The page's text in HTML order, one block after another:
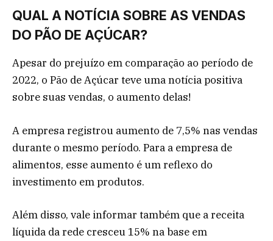
QUAL A NOTÍCIA SOBRE AS VENDAS
DO PÃO DE AÇÚCAR?
Apesar do prejuízo em comparação ao período de
2022, o Pão de Açúcar teve uma notícia positiva
sobre suas vendas, o aumento delas!
A empresa registrou aumento de 7,5% nas vendas
durante o mesmo período. Para a empresa de
alimentos, esse aumento é um reflexo do
investimento em produtos.
Além disso, vale informar também que a receita
líquida da rede cresceu 15% na base em